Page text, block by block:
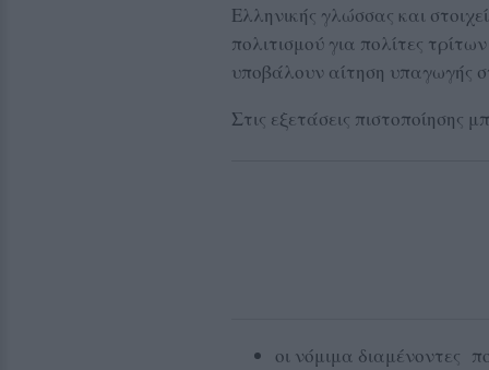
Ελληνικής γλώσσας και
πολιτισμού για πολίτες
υποβάλουν αίτηση υπαγωγής
Στις εξετάσεις πιστοποίησης
οι νόμιμα διαμένοντες